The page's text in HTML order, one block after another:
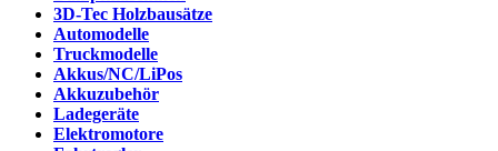
3D-Tec Holzbausätze
Automodelle
Truckmodelle
Akkus/NC/LiPos
Akkuzubehör
Ladegeräte
Elektromotore